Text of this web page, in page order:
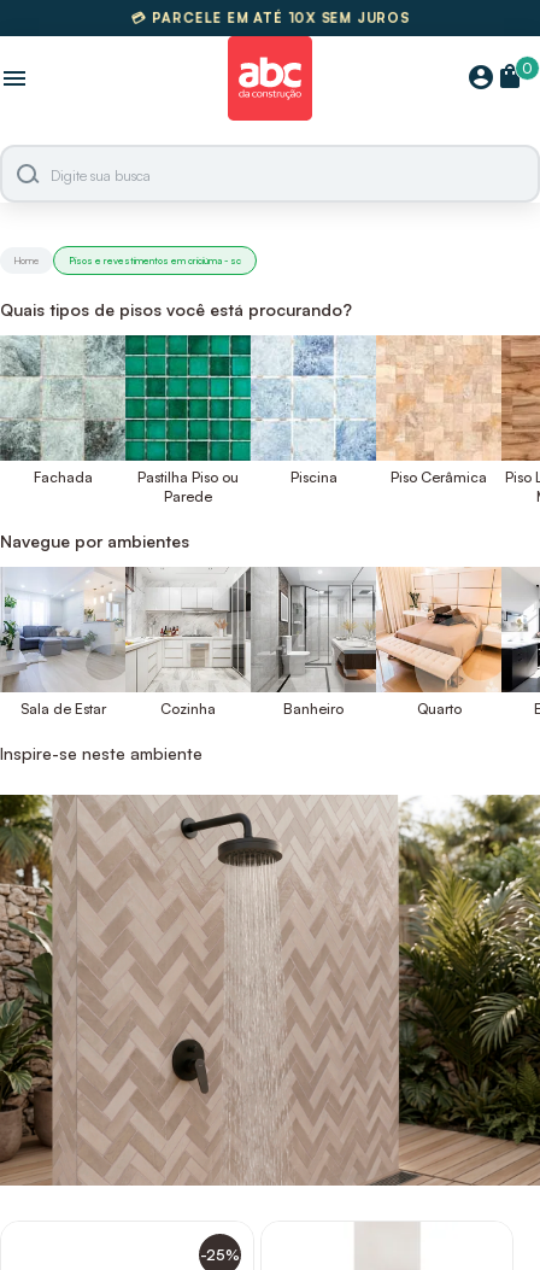
FRETE GRÁTIS SUL E SUDESTE
🚚
menu account_circle 0
shopping_bag
Home Pisos e revestimentos em criciúma - sc
Quais tipos de pisos você está procurando?
Fachada
Pastilha Piso ou
Parede
Piscina Piso Cerâmica
Piso
Navegue por ambientes
Sala de Estar Cozinha Banheiro Quarto
Inspire-se neste ambiente
-25%